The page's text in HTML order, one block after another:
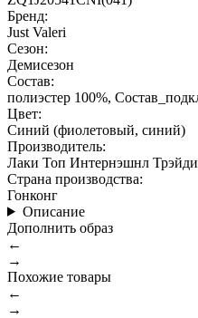
Бренд:
Just Valeri
Сезон:
Демисезон
Состав:
полиэстер 100%,
Цвет:
Синий (фиолетовый, синий)
Производитель:
Лаки Топ Интернэшнл
Страна производства:
Гонконг
Описание
Дополнить образ
←
→
Похожие товары
←
→